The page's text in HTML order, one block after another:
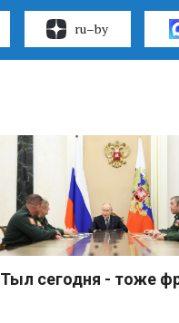
ru–by
Тыл сегодня - тоже